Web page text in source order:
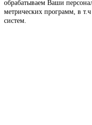
обрабатываем Ваши
метрических программ, в
систем.